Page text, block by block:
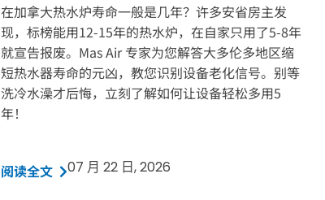
在加拿大热水炉寿命一般是几年？许多安省房主发
现，标榜能用12-15年的热水炉，在自家只用了5-8年
就宣告报废。Mas Air 专家为您解答大多伦多地区缩
短热水器寿命的元凶，教您识别设备老化信号。别等
洗冷水澡才后悔，立刻了解如何让设备轻松多用5
年！
阅读全文 07 月 22 日, 2026